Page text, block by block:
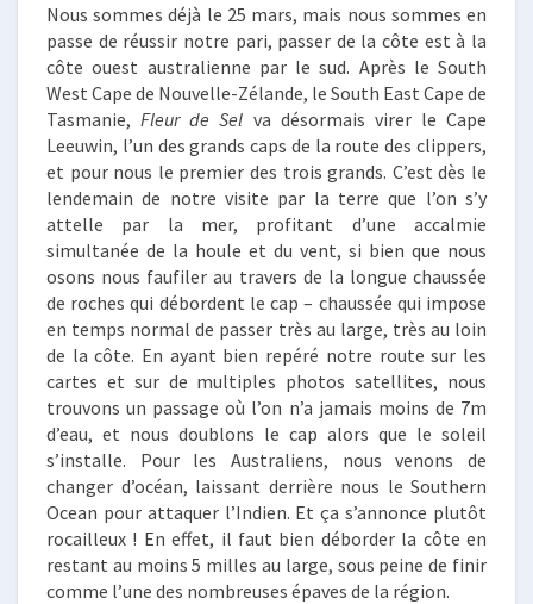
Nous sommes déjà le 25 mars, mais nous sommes en
passe de réussir notre pari, passer de la côte est à la
côte ouest australienne par le sud. Après le South
West Cape de Nouvelle-Zélande, le South East Cape de
Tasmanie,Fleur de Sel va désormais virer le Cape
Leeuwin, l’un des grands caps de la route des clippers,
et pour nous le premier des trois grands. C’est dès le
lendemain de notre visite par la terre que l’on s’y
attelle par la mer, profitant d’une accalmie
simultanée de la houle et du vent, si bien que nous
osons nous faufiler au travers de la longue chaussée
de roches qui débordent le cap – chaussée qui impose
en temps normal de passer très au large, très au loin
de la côte. En ayant bien repéré notre route sur les
cartes et sur de multiples photos satellites, nous
trouvons un passage où l’on n’a jamais moins de 7m
d’eau, et nous doublons le cap alors que le soleil
s’installe. Pour les Australiens, nous venons de
changer d’océan, laissant derrière nous le Southern
Ocean pour attaquer l’Indien. Et ça s’annonce plutôt
rocailleux ! En effet, il faut bien déborder la côte en
restant au moins 5 milles au large, sous peine de finir
comme l’une des nombreuses épaves de la région.